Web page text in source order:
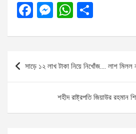
F
ce
o
M
se
n
g
er
W
at
s
A
p
p
ar
e
Post
navigation
সাড়ে ১২ লাখ টাকা নিয়ে নিখোঁজ…. লাশ মিলল
শহীদ রাষ্ট্রপতি জিয়াউর রহমান